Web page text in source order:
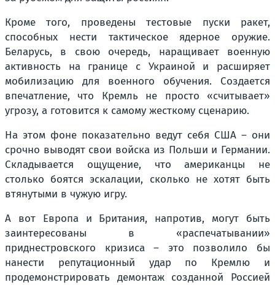
Кроме того, проведены тестовые пуски ракет,
способных нести тактическое ядерное оружие.
Беларусь, в свою очередь, наращивает военную
активность на границе с Украиной и расширяет
мобилизацию для военного обучения. Создается
впечатление, что Кремль не просто «считывает»
угрозу, а готовится к самому жесткому сценарию.
На этом фоне показательно ведут себя США – они
срочно выводят свои войска из Польши и Германии.
Складывается ощущение, что американцы не
столько боятся эскалации, сколько не хотят быть
втянутыми в чужую игру.
А вот Европа и Британия, напротив, могут быть
заинтересованы в «распечатывании»
приднестровского кризиса – это позволило бы
нанести репутационный удар по Кремлю и
продемонстрировать демонтаж созданной Россией